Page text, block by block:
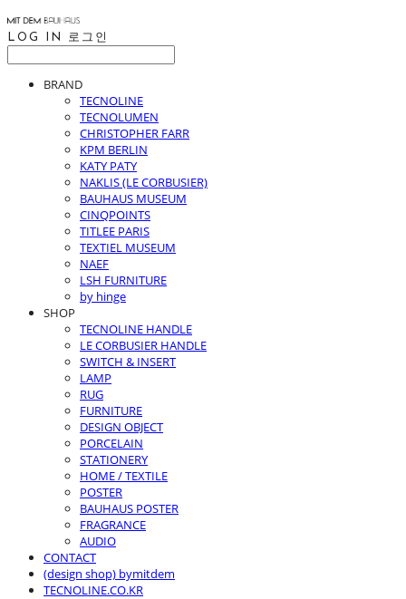
LOG IN 로그인
BRAND
TECNOLINE
TECNOLUMEN
CHRISTOPHER FARR
KPM BERLIN
KATY PATY
NAKLIS (LE CORBUSIER)
BAUHAUS MUSEUM
CINQPOINTS
TITLEE PARIS
TEXTIEL MUSEUM
NAEF
LSH FURNITURE
by hinge
SHOP
TECNOLINE HANDLE
LE CORBUSIER HANDLE
SWITCH & INSERT
LAMP
RUG
FURNITURE
DESIGN OBJECT
PORCELAIN
STATIONERY
HOME / TEXTILE
POSTER
BAUHAUS POSTER
FRAGRANCE
AUDIO
CONTACT
(design shop) bymitdem
TECNOLINE.CO.KR